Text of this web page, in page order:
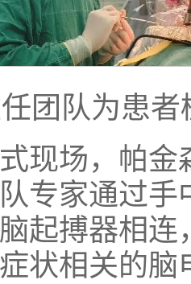
团队为患
现场，帕
专家通过
起搏器相
状相关的